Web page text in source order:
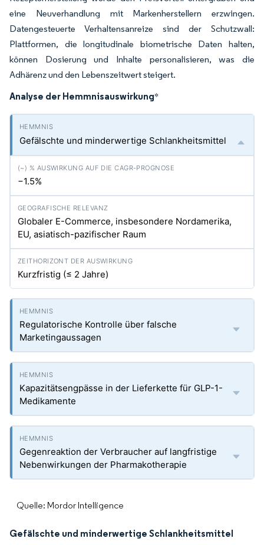
eine Neuverhandlung mit Markenherstellern erzwingen.
Datengesteuerte Verhaltensanreize sind der Schutzwall:
Plattformen, die longitudinale biometrische Daten halten,
können Dosierung und Inhalte personalisieren, was die
Adhärenz und den Lebenszeitwert steigert.
Analyse der Hemmnisauswirkung*
Gefälschte und minderwertige Schlankheitsmittel
−1.5%
Globaler E-Commerce, insbesondere Nordamerika,
EU, asiatisch-pazifischer Raum
Kurzfristig (≤ 2 Jahre)
Regulatorische Kontrolle über falsche
Marketingaussagen
Kapazitätsengpässe in der Lieferkette für GLP-1-
Medikamente
Gegenreaktion der Verbraucher auf langfristige
Nebenwirkungen der Pharmakotherapie
Quelle: Mordor Intelligence
Gefälschte und minderwertige Schlankheitsmittel